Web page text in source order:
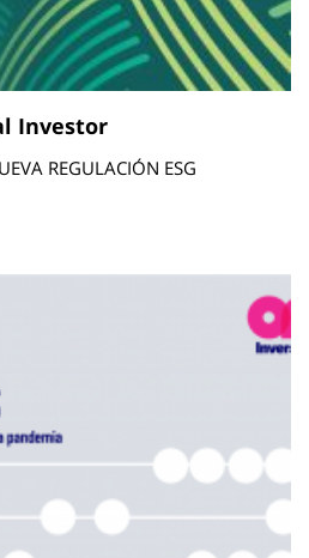
Investor
REGULACIÓN ESG